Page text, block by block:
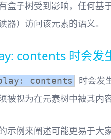
盒子树受到影响，任何基
器）访问该元素的语义。
contents 时会发
contents 时会发
被视为在元素树中被其内
示例来阐述可能更易于大